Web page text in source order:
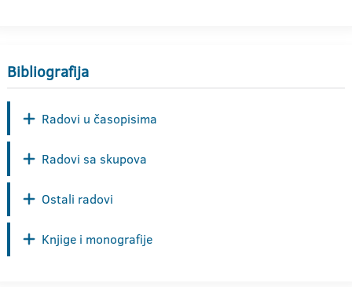
Bibliografija
Radovi u časopisima
Radovi sa skupova
Ostali radovi
Knjige i monografije